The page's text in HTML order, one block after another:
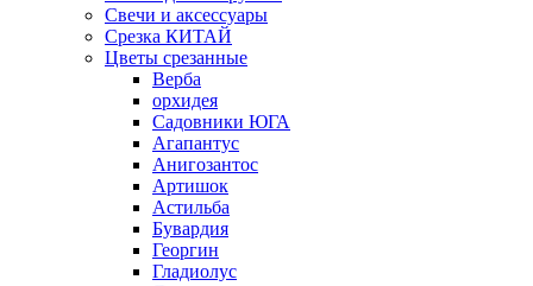
Свечи и аксессуары
Срезка КИТАЙ
Цветы срезанные
Верба
орхидея
Садовники ЮГА
Агапантус
Анигозантос
Артишок
Астильба
Бувардия
Георгин
Гладиолус